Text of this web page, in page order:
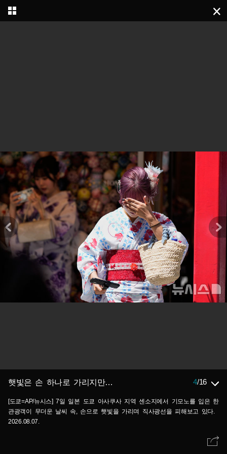
햇빛은 손 하나로 가리지만… 4/16
[도쿄=AP/뉴시스] 7일 일본 도쿄 아사쿠사 지역 센소지에서 기모노를 입은 한
관광객이 무더운 날씨 속, 손으로 햇빛을 가리며 직사광선을 피해보고 있다.
2026.08.07.